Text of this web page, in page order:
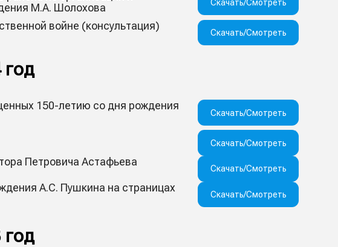
М.А. Шолохова
Скачать/Смотреть
войне (консультация)
Скачать/Смотреть
год
150-летию со дня рождения
Скачать/Смотреть
Скачать/Смотреть
Петровича Астафьева
Скачать/Смотреть
А.С. Пушкина на страницах
Скачать/Смотреть
год